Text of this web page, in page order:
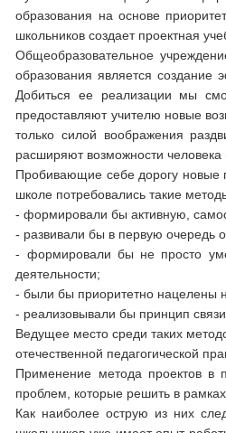
образования на основе
школьников создает проектная
Общеобразовательное
образования является создание
Добиться ее реализации мы
предоставляют учителю новые
только силой воображения
расширяют возможности человека
Пробивающие себе дорогу новые
школе потребовались такие
- формировали бы активную,
- развивали бы в первую очередь
- формировали бы не просто
деятельности;
- были бы приоритетно нацелены
- реализовывали бы принцип
Ведущее место среди таких
отечественной педагогической
Применение метода проектов в
проблем, которые решить в
Как наиболее острую из них